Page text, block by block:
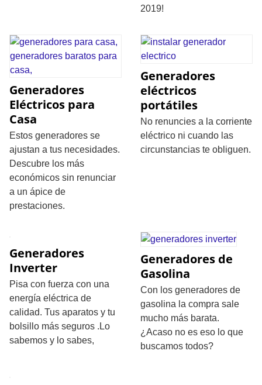
2019!
Generadores
Eléctricos para
Casa
Estos generadores se
ajustan a tus necesidades.
Descubre los más
económicos sin renunciar
a un ápice de
prestaciones.
Generadores
eléctricos
portátiles
No renuncies a la corriente
eléctrico ni cuando las
circunstancias te obliguen.
Generadores
Inverter
Pisa con fuerza con una
energía eléctrica de
calidad. Tus aparatos y tu
bolsillo más seguros .Lo
sabemos y lo sabes,
Generadores de
Gasolina
Con los generadores de
gasolina la compra sale
mucho más barata.
¿Acaso no es eso lo que
buscamos todos?